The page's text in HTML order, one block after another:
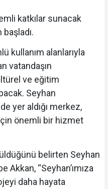
katkılar sunacak
kullanım alanlarıyla
vatandaşın
ve eğitim
Seyhan
yer aldığı merkez,
önemli bir hizmet
belirten Seyhan
“Seyhan’ımıza
daha hayata